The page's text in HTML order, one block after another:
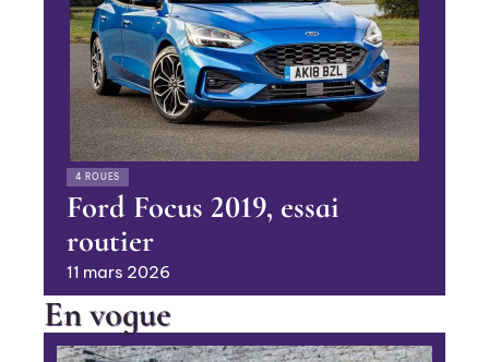
4 ROUES
Ford Focus 2019, essai
routier
11 mars 2026
En vogue